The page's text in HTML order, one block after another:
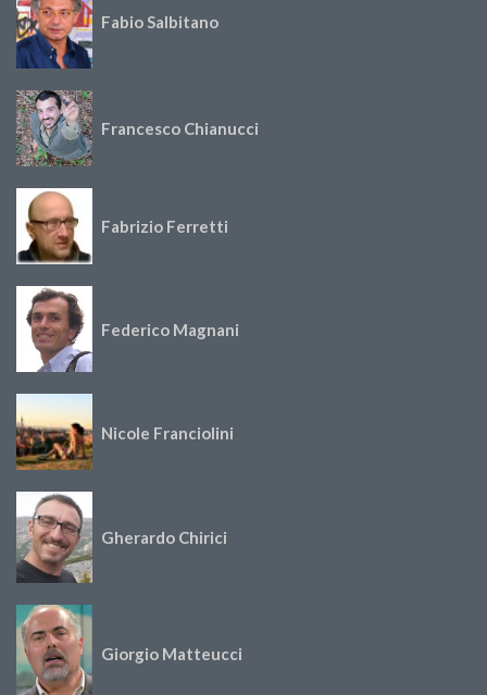
Fabio Salbitano
Francesco Chianucci
Fabrizio Ferretti
Federico Magnani
Nicole Franciolini
Gherardo Chirici
Giorgio Matteucci